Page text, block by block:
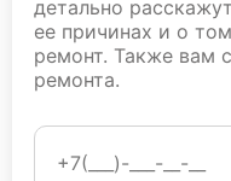
детально
ее причинах и о
ремонт. Также вам
ремонта.